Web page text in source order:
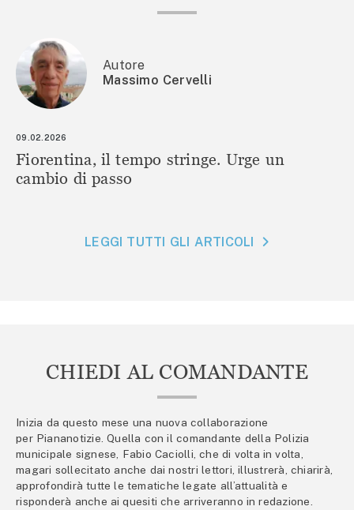
Autore
Massimo Cervelli
09.02.2026
Fiorentina, il tempo stringe. Urge un
cambio di passo
LEGGI TUTTI GLI ARTICOLI
CHIEDI AL COMANDANTE
Inizia da questo mese una nuova collaborazione
per Piananotizie. Quella con il comandante della Polizia
municipale signese, Fabio Caciolli, che di volta in volta,
magari sollecitato anche dai nostri lettori, illustrerà, chiarirà,
approfondirà tutte le tematiche legate all’attualità e
risponderà anche ai quesiti che arriveranno in redazione.